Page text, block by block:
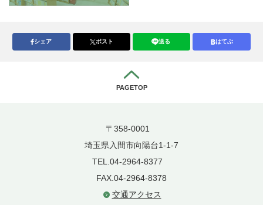
シェア ポスト 送る はてぶ
PAGETOP
〒358-0001
埼玉県入間市向陽台1-1-7
TEL.04-2964-8377
FAX.04-2964-8378
交通アクセス